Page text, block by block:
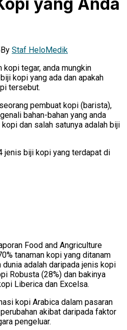
yang Anda
By Staf HeloMedik
tegar, anda mungkin
kopi yang ada dan apakah
tersebut.
pembuat kopi (barista),
bahan-bahan yang anda
dan salah satunya adalah biji
jenis biji kopi yang terdapat di
Food and Angriculture
tanaman kopi yang ditanam
adalah daripada jenis kopi
Robusta (28%) dan bakinya
Liberica dan Excelsa.
kopi Arabica dalam pasaran
akibat daripada faktor
pengeluar.